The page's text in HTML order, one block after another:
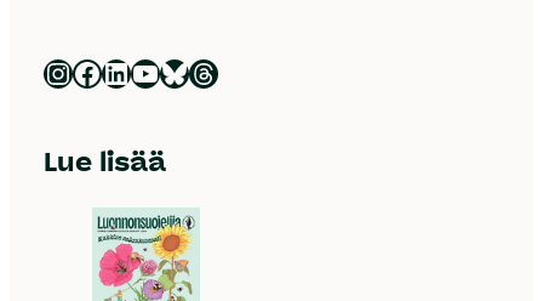
Luonnonsuojeluliitto Instagramissa Luonnonsuojeluliitto Facebookissa Luonnonsuojeluliitto LinkedInissä Luonnonsuojeluliiton YouTube-kanava Luonnonsuojeluliitto Blueskyssa Luonnonsuojeluliitto Threadsissa
Lue lisää